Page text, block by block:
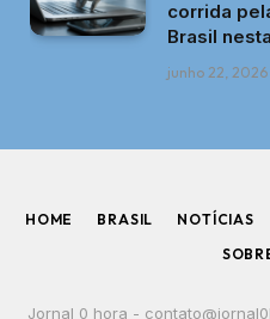
corrida
Brasil
junho 22, 2026
HOME BRASIL NOTÍCIAS
Jornal 0 hora -